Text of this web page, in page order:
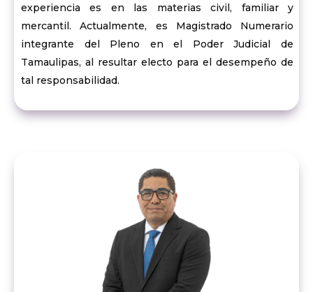
experiencia es en las materias civil, familiar y
mercantil. Actualmente, es Magistrado Numerario
integrante del Pleno en el Poder Judicial de
Tamaulipas, al resultar electo para el desempeño de
tal responsabilidad.